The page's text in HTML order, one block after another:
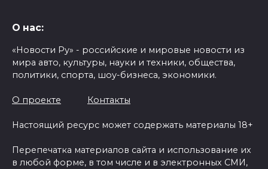
О нас:
«Новости Ру» - российские и мировые новости из
мира авто, культуры, науки и техники, общества,
политики, спорта, шоу-бизнеса, экономики.
О проекте Контакты
Настоящий ресурс может содержать материалы 18+
Перепечатка материалов сайта и использование их
в любой форме, в том числе и в электронных СМИ,